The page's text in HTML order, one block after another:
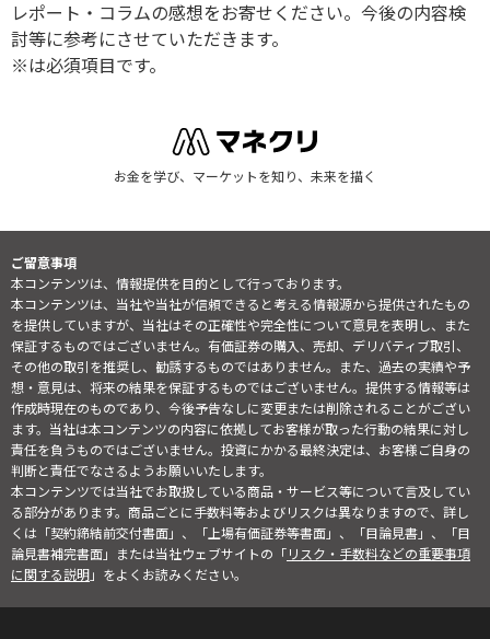
レポート・コラムの感想をお寄せください。今後の内容検
討等に参考にさせていただきます。
※は必須項目です。
お金を学び、マーケットを知り、未来を描く
ご留意事項
本コンテンツは、情報提供を目的として行っております。
本コンテンツは、当社や当社が信頼できると考える情報源から提供されたもの
を提供していますが、当社はその正確性や完全性について意見を表明し、また
保証するものではございません。有価証券の購入、売却、デリバティブ取引、
その他の取引を推奨し、勧誘するものではありません。また、過去の実績や予
想・意見は、将来の結果を保証するものではございません。提供する情報等は
作成時現在のものであり、今後予告なしに変更または削除されることがござい
ます。当社は本コンテンツの内容に依拠してお客様が取った行動の結果に対し
責任を負うものではございません。投資にかかる最終決定は、お客様ご自身の
判断と責任でなさるようお願いいたします。
本コンテンツでは当社でお取扱している商品・サービス等について言及してい
る部分があります。商品ごとに手数料等およびリスクは異なりますので、詳し
くは「契約締結前交付書面」、「上場有価証券等書面」、「目論見書」、「目
論見書補完書面」または当社ウェブサイトの「リスク・手数料などの重要事項
に関する説明」をよくお読みください。